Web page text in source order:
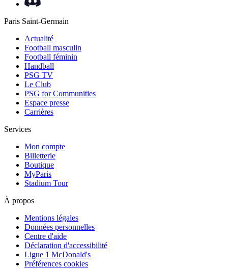
Paris Saint-Germain
Actualité
Football masculin
Football féminin
Handball
PSG TV
Le Club
PSG for Communities
Espace presse
Carrières
Services
Mon compte
Billetterie
Boutique
MyParis
Stadium Tour
À propos
Mentions légales
Données personnelles
Centre d'aide
Déclaration d'accessibilité
Ligue 1 McDonald's
Préférences cookies